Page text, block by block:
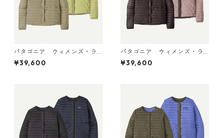
パタゴニア ウィメンズ・ラ
イトウェイト・リバーシブ
ル・ダウン・セーター・カー
¥39,600
パタゴニア ウィメンズ・ラ
イトウェイト・リバーシブ
ル・ダウン・セーター・カー
¥39,600